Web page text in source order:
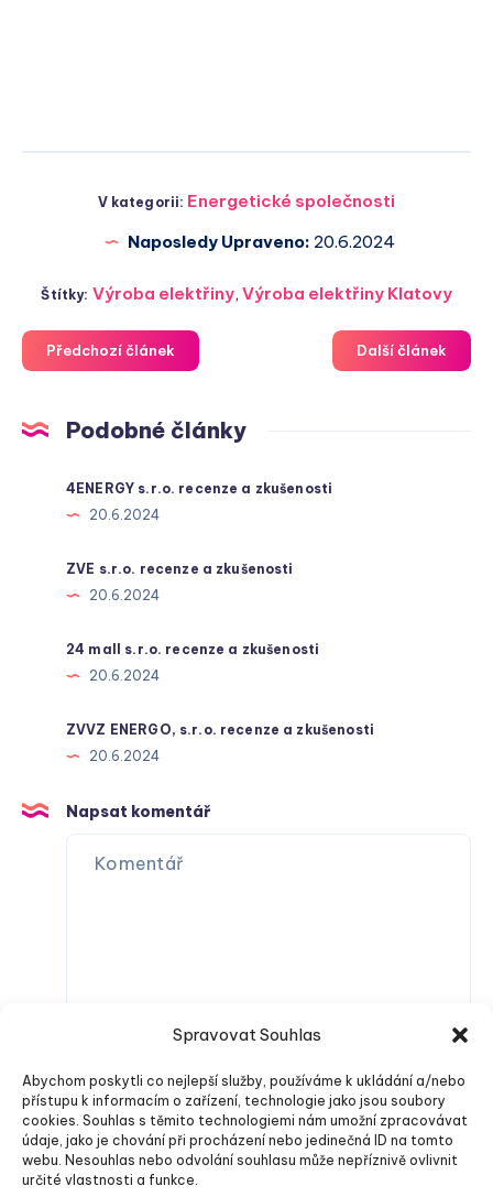
Spravovat Souhlas
Abychom poskytli co nejlepší služby, používáme k ukládání a/nebo
přístupu k informacím o zařízení, technologie jako jsou soubory
cookies. Souhlas s těmito technologiemi nám umožní zpracovávat
údaje, jako je chování při procházení nebo jedinečná ID na tomto
webu. Nesouhlas nebo odvolání souhlasu může nepříznivě ovlivnit
určité vlastnosti a funkce.
V kategorii: Energetické společnosti
Naposledy Upraveno: 20.6.2024
Štítky: Výroba elektřiny, Výroba elektřiny Klatovy
Předchozí článek Další článek
Podobné články
4ENERGY s.r.o. recenze a zkušenosti
20.6.2024
ZVE s.r.o. recenze a zkušenosti
20.6.2024
24 mall s.r.o. recenze a zkušenosti
20.6.2024
ZVVZ ENERGO, s.r.o. recenze a zkušenosti
20.6.2024
Napsat komentář